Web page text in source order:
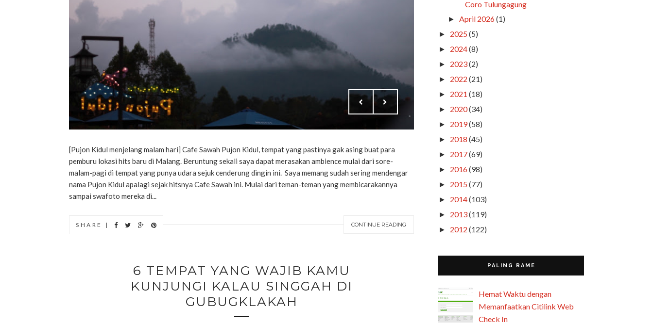
[Pujon Kidul menjelang malam hari] Cafe Sawah Pujon Kidul, tempat yang pastinya gak asing buat para
pemburu lokasi hits baru di Malang. Beruntung sekali saya dapat merasakan ambience mulai dari sore-
malam-pagi di tempat yang punya udara sejuk cenderung dingin ini. Saya memang sudah sering mendengar
nama Pujon Kidul apalagi sejak hitsnya Cafe Sawah ini. Mulai dari teman-teman yang membicarakannya
sampai swafoto mereka di...
CONTINUE READING
SHARE |
6 TEMPAT YANG WAJIB KAMU
KUNJUNGI KALAU SINGGAH DI
GUBUGKLAKAH
Coro Tulungagung
►April 2026(1)
► 2025(5)
► 2024(8)
► 2023(2)
► 2022 (21)
► 2021 (18)
► 2020(34)
► 2019(58)
► 2018 (45)
► 2017(69)
► 2016(98)
► 2015(77)
► 2014(103)
► 2013(119)
► 2012 (122)
PALING RAME
Hemat Waktu dengan
Memanfaatkan Citilink Web
Check In